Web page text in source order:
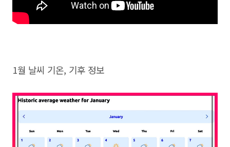
1월 날씨 기온, 기후 정보